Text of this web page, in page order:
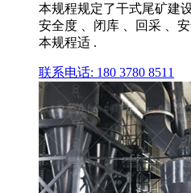
本规程规定了干式尾矿建
安全度 、闭库 、回采 、
本规程适 .
联系电话: 180 3780 8511